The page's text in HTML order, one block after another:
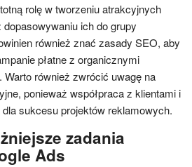
rolę w tworzeniu atrakcyjnych
ich do grupy
również znać zasady SEO, aby
płatne z organicznymi
również zwrócić uwagę na
ponieważ współpraca z klientami i
sukcesu projektów reklamowych.
zadania
Ads